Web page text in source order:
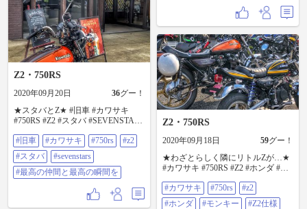
Z2・750RS
2020年09月20日 36グー！
★スタバとZ★ #旧車 #カワサキ
#750RS #Z2 #スタバ #SEVENSTARS
#旧車
#カワサキ #750rs
#z2
#スタバ
#sevenstars
#最高の仲間と最高の瞬間を
Z2・750RS
2020年09月18日 59グー！
★わざとらしく隣にリトルZが…★
#カワサキ #750RS #Z2 #ホンダ #モ
高の仲間と最高の瞬間を
#カワサキ #750rs
#z2
#ホンダ
#モンキー
#Z2仕様